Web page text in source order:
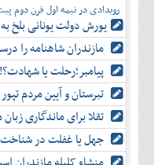
رویدادی در نیمه اول قرن دوم
یورش دولت یونانی بلخ
مازندران شاهنامه را
پیامبر؛رحلت یا شهادت؟!
تبرستان و آیین مردم تپور
تقلا برای ماندگاری زبان
جهل یا غفلت در شناخت